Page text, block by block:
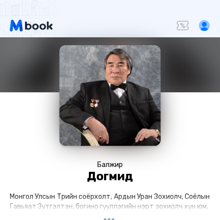
Балжир
Догмид
Монгол Улсын Төрийн соёрхолт, Ардын Уран Зохиолч, Соёлын
Гавьяат Зүтгэлтэн, богино өгүүллэгийн нэрт зохиолч хүн юм.